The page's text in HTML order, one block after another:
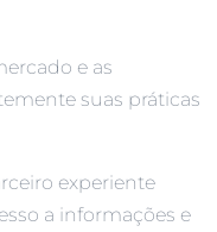
e as
suas práticas
experiente
a informações e